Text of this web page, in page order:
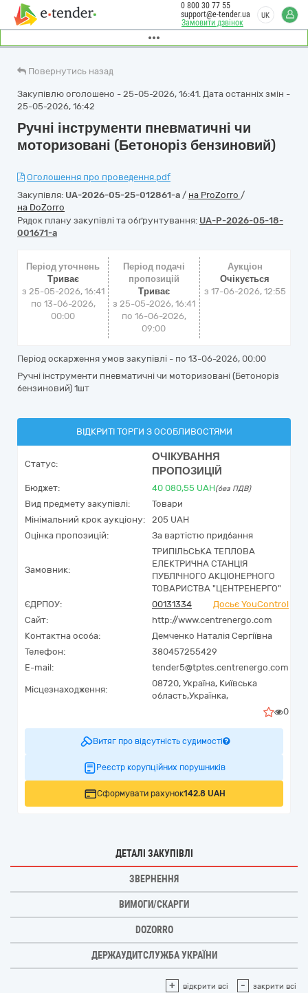
Замовити дзвінок
0 800 30 77 55
support@e-tender.ua
UK
Повернутись назад
Закупівлю оголошено - 25-05-2026, 16:41. Дата останніх змін -
25-05-2026, 16:42
Ручні інструменти пневматичні чи
моторизовані (Бетоноріз бензиновий)
Оголошення про проведення.pdf
Закупівля: UA-2026-05-25-012861-a / на ProZorro /
на DoZorro
Рядок плану закупівлі та обґрунтування: UA-P-2026-05-18-
001671-a
Період уточнень
Триває
з 25-05-2026, 16:41
по 13-06-2026,
00:00
Період подачі
пропозицій
Триває
з 25-05-2026, 16:41
по 16-06-2026,
09:00
Аукціон
Очікується
з 17-06-2026, 12:55
Період оскарження умов закупівлі - по 13-06-2026, 00:00
Ручні інструменти пневматичні чи моторизовані (Бетоноріз
бензиновий) 1шт
ВІДКРИТІ ТОРГИ З ОСОБЛИВОСТЯМИ
Статус:
ОЧІКУВАННЯ
ПРОПОЗИЦІЙ
Бюджет: 40 080,55 UAH(без ПДВ)
Вид предмету закупівлі:
Товари
Мінімальний крок аукціону:
205 UAH
Оцінка пропозицій:
За вартістю придбання
Замовник:
ТРИПІЛЬСЬКА ТЕПЛОВА
ЕЛЕКТРИЧНА СТАНЦІЯ
ПУБЛІЧНОГО АКЦІОНЕРНОГО
ТОВАРИСТВА "ЦЕНТРЕНЕРГО"
ЄДРПОУ:
00131334
Досьє YouControl
Сайт:
http://www.centrenergo.com
Контактна особа:
Демченко Наталія Сергіївна
Телефон:
380457255429
E-mail:
tender5@tptes.centrenergo.com
Місцезнаходження:
08720, Україна, Київська
область,Українка,
0
Витяг про відсутність судимості
Реєстр корупційних порушників
Сформувати рахунок142.8 UAH
ДЕТАЛІ ЗАКУПІВЛІ
ЗВЕРНЕННЯ
ВИМОГИ/СКАРГИ
DOZORRO
ДЕРЖАУДИТСЛУЖБА УКРАЇНИ
+ відкрити всі - закрити всі